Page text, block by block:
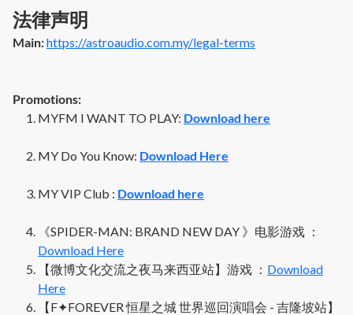
法律声明
Main:https://astroaudio.com.my/legal-terms
Promotions:
MYFM I WANT TO PLAY: Download here
MY Do You Know: Download Here
MY VIP Club : Download here
《SPIDER-MAN: BRAND NEW DAY 》电影游戏 ：
Download Here
【微博文化交流之夜马来西亚站】游戏 ： Download
Here
【F✦FOREVER 恒星之城 世界巡回演唱会 - 吉隆坡站】